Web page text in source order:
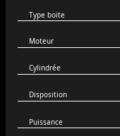
Type boite
Moteur
Cylindrée
Disposition
Puissance